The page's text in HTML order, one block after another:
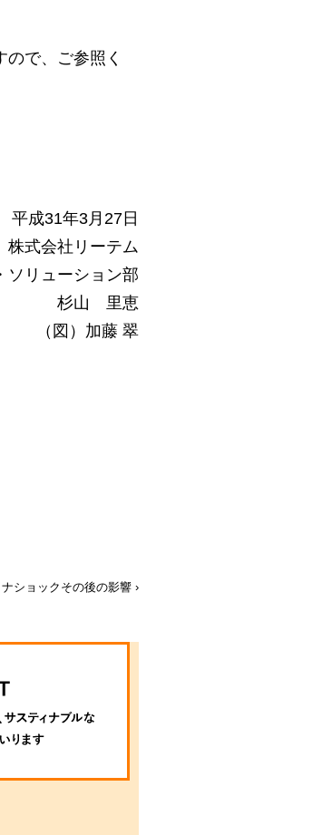
で、ご参照く
平成31年3月27日
株式会社リーテム
ソリューション部
杉山 里恵
（図）加藤 翠
ショックその後の影響